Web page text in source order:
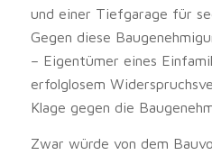
und einer Tiefgarage für
Gegen diese
– Eigentümer eines
erfolglosem
Klage gegen die
Zwar würde von dem